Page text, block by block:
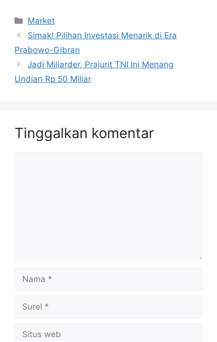
Kategori
Market
Simak! Pilihan Investasi Menarik di Era
Prabowo-Gibran
Jadi Miliarder, Prajurit TNI Ini Menang
Undian Rp 50 Miliar
Tinggalkan komentar